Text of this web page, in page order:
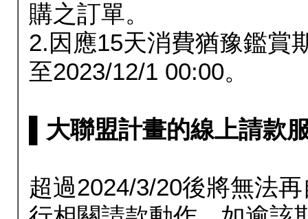
購之訂單。
2.因應15天消費猶豫鑑賞
至2023/12/1 00:00。
▌大聯盟計畫的線上請款
超過2024/3/20後將無法